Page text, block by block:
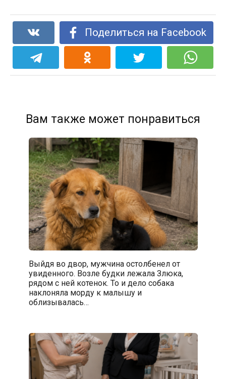
Поделиться на Facebook
Вам также может понравиться
Выйдя во двор, мужчина остолбенел от
увиденного. Возле будки лежала Злюка,
рядом с ней котенок. То и дело собака
наклоняла морду к малышу и
облизывалась…